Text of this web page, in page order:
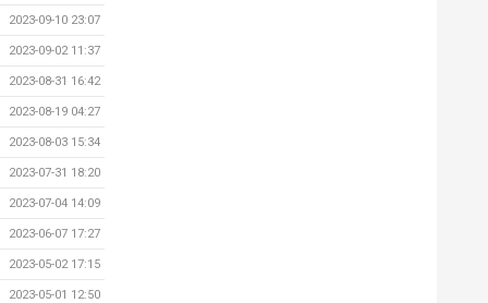
2023-09-10 23:07
2023-09-02 11:37
2023-08-31 16:42
2023-08-19 04:27
2023-08-03 15:34
2023-07-31 18:20
2023-07-04 14:09
2023-06-07 17:27
2023-05-02 17:15
2023-05-01 12:50